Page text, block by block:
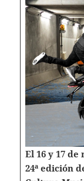
El 16 y 17
24ª edición